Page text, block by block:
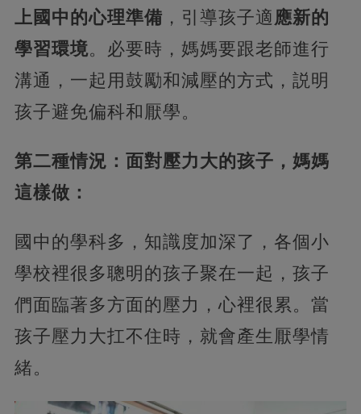
上國中的心理準備 ，引導孩子適 應新的
學習環境。必要時，媽媽要跟老師進行
溝通，一起用鼓勵和減壓的方式，説明
孩子避免偏科和厭學。
第二種情況：面對壓力大的孩子，媽媽
這樣做：
國中的學科多，知識度加深了，各個小
學校裡很多聰明的孩子聚在一起，孩子
們面臨著多方面的壓力，心裡很累。當
孩子壓力大扛不住時，就會產生厭學情
緒。